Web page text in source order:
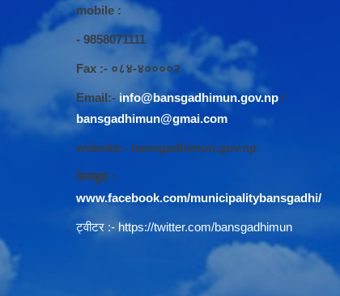
mobile :
- 9858071111
Fax :- ०८४-४००००२
Email:-info@bansgadhimun.gov.np /
bansgadhimun@gmai.com
website:- bansgadhimun.gov.np
फेसबुक :-
www.facebook.com/municipalitybansgadhi/
ट्वीटर :- https://twitter.com/bansgadhimun